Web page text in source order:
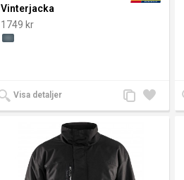
Vinterjacka
1749 kr
Visa detaljer
Lägg
till i
Lägg
till